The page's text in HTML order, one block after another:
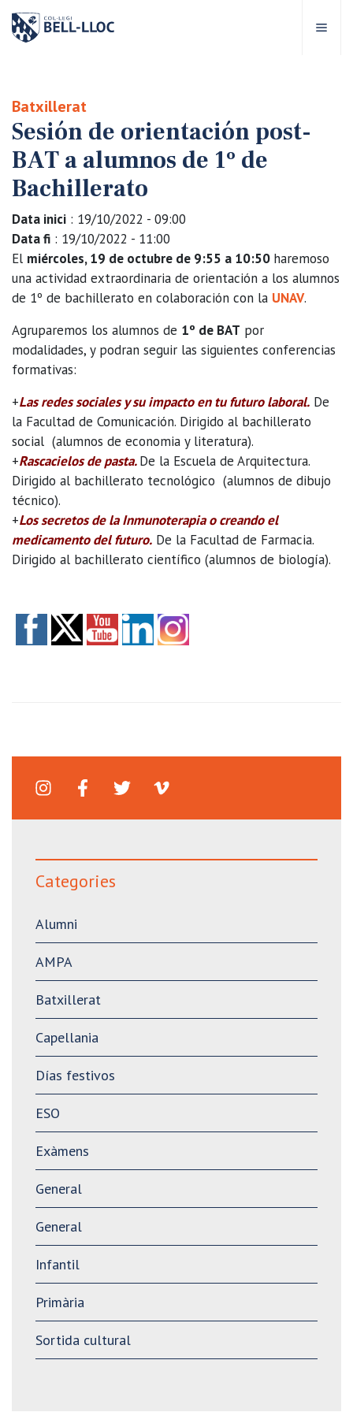
Bell-lloc
Educativo
educativas
Escolares
Bell-lloc
Batxillerat
Sesión de orientación post-
BAT a alumnos de 1º de
Bachillerato
Data inici : 19/10/2022 - 09:00
Data fi : 19/10/2022 - 11:00
El miércoles, 19 de octubre de 9:55 a 10:50 haremoso
una actividad extraordinaria de orientación a los alumnos
de 1º de bachillerato en colaboración con la UNAV.
Agruparemos los alumnos de 1º de BAT por
modalidades, y podran seguir las siguientes conferencias
formativas:
+Las redes sociales y su impacto en tu futuro laboral. De
la Facultad de Comunicación. Dirigido al bachillerato
social (alumnos de economia y literatura).
+Rascacielos de pasta.De la Escuela de Arquitectura.
Dirigido al bachillerato tecnológico (alumnos de dibujo
técnico).
+Los secretos de la Inmunoterapia o creando el
medicamento del futuro. De la Facultad de Farmacia.
Dirigido al bachillerato científico (alumnos de biología).
Categories
Alumni
AMPA
Batxillerat
Capellania
Días festivos
ESO
Exàmens
General
General
Infantil
Primària
Sortida cultural